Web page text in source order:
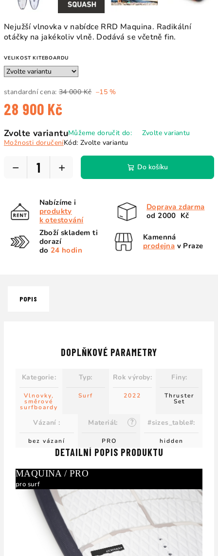
Nejužší vlnovka v nabídce RRD Maquina. Radikální
otáčky na jakékoliv vlně. Dodává se včetně fin.
VELIKOST KITEBOARDU
standardní cena: 34 000 Kč –15 %
28 900 Kč
cena:
Zvolte variantuMůžeme doručit do:
Zvolte variantu
Možnosti doručeníKód: Zvolte variantu
+
− Do košíku
Nabízíme i
produkty
k otestování
Doprava zdarma
od 2000 Kč
Zboží skladem ti
dorazí
do 24 hodin
Kamenná
prodejna v Praze
POPIS
DETAILNÍ POPIS PRODUKTU
MAQUINA / PRO
pro surf
DOPLŇKOVÉ PARAMETRY
Kategorie:
Vlnovky,
směrové
surfboardy
Typ:
Surf
Rok výroby:
2022
Finy:
Thruster
Set
Vázaní :
bez vázaní
?
Materiál:
PRO
#sizes_table#:
hidden